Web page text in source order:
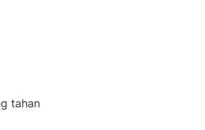
tahan